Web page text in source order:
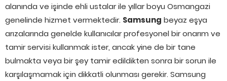
alanında ve işinde ehli ustalar ile yıllar boyu Osmangazi
genelinde hizmet vermektedir. Samsung beyaz eşya
arızalarında genelde kullanıcılar profesyonel bir onarım ve
tamir servisi kullanmak ister, ancak yine de bir tane
bulmakta veya bir şey tamir edildikten sonra bir sorun ile
karşılaşmamak için dikkatli olunması gerekir. Samsung